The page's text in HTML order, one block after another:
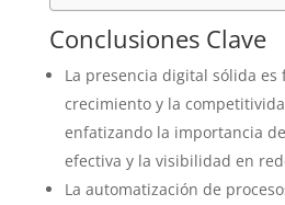
Conclusiones Clave
La presencia digital sólida
crecimiento y la
enfatizando la importancia
efectiva y la visibilidad en
La automatización de